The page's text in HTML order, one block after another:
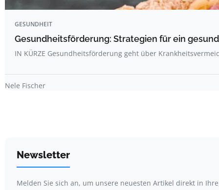
GESUNDHEIT
Gesundheitsförderung: Strategien für ein
IN KÜRZE Gesundheitsförderung geht über
Nele Fischer
Newsletter
Melden Sie sich an, um unsere neuesten Artikel direkt in